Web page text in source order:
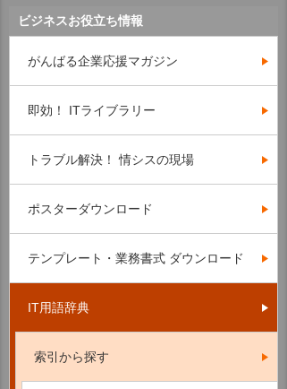
ビジネスお役立ち情報
がんばる企業応援マガジン
即効！ ITライブラリー
トラブル解決！ 情シスの現場
ポスターダウンロード
テンプレート・業務書式 ダウンロード
IT用語辞典
索引から探す